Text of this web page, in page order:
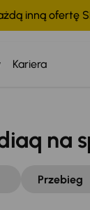
inną ofertę
Kariera
na
Przebieg